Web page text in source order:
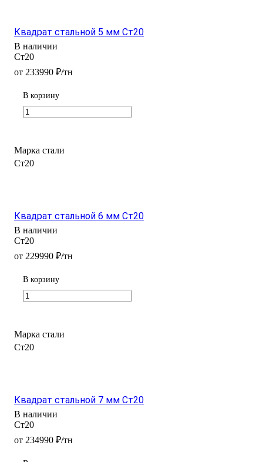
Квадрат стальной 5 мм Ст20
В наличии
Ст20
от 233990 ₽/тн
В корзину
Марка стали
Ст20
Квадрат стальной 6 мм Ст20
В наличии
Ст20
от 229990 ₽/тн
В корзину
Марка стали
Ст20
Квадрат стальной 7 мм Ст20
В наличии
Ст20
от 234990 ₽/тн